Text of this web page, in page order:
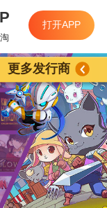
打开APP
更多发行商